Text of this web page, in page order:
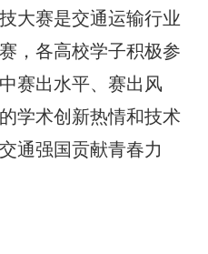
大赛是交通运输行业
，各高校学子积极参
赛出水平、赛出风
学术创新热情和技术
通强国贡献青春力